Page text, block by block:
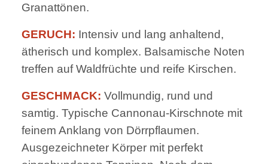
Granattönen.
GERUCH: Intensiv und lang anhaltend,
ätherisch und komplex. Balsamische Noten
treffen auf Waldfrüchte und reife Kirschen.
GESCHMACK: Vollmundig, rund und
samtig. Typische Cannonau-Kirschnote mit
feinem Anklang von Dörrpflaumen.
Ausgezeichneter Körper mit perfekt